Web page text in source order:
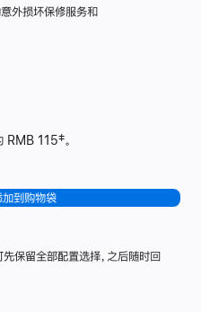
外损坏保修服务和
RMB 115‡。
加到购物袋
保留全部配置选择，之后随时回